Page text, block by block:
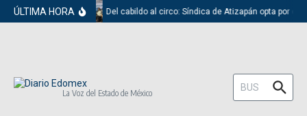
Saltar al contenido
ÚLTIMA HORA Del cabildo al circo: Síndica de Atizapán opta por el
La Voz del Estado de México
Buscar: